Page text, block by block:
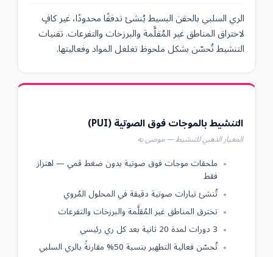
الري السلبي بالحقن البسيط يُنشئ تدفقًا محدودًا، غير كافٍ
لاختراق المناطق غير المُقلَّمة والبرزخات والتفرعات. تقنيات
التنشيط تُحسّن بشكل ملحوظ تغلغل المواد وفعاليتها.
التنشيط بالموجات فوق الصوتية (PUI)
المعيار الذهبي للتنشيط — موصى به
ملحقات موجات فوق صوتية بدون ضغط قمي — اهتزاز
فقط
تُنشئ تيارات صوتية دقيقة في المحلول المُروي
تخترق المناطق غير المُقلَّمة والبرزخات والتفرعات
3 دورات لمدة 20 ثانية بعد كل ري رئيسي
تُحسّن فعالية التطهير بنسبة 50% مقارنةً بالري السلبي